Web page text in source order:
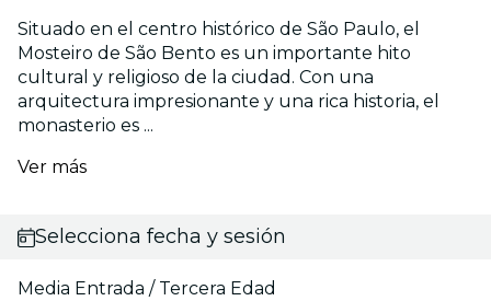
Situado en el centro histórico de São Paulo, el
Mosteiro de São Bento es un importante hito
cultural y religioso de la ciudad. Con una
arquitectura impresionante y una rica historia, el
monasterio es ...
Ver más
Selecciona fecha y sesión
Media Entrada / Tercera Edad